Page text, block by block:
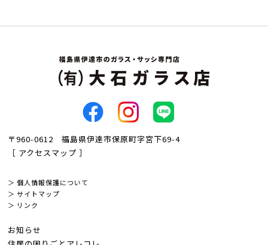
〒960-0612 福島県伊達市保原町字宮下69-4
［ アクセスマップ ］
＞ 個人情報保護について
＞ サイトマップ
＞ リンク
お知らせ